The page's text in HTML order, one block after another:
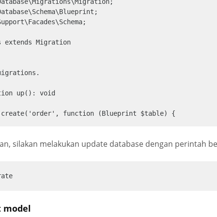
extends Migration
silakan melakukan update database dengan perintah
model